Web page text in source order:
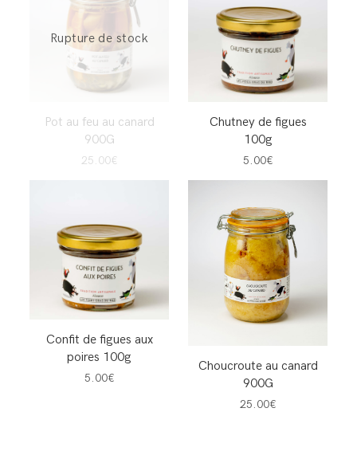
Pot au feu au canard
900G
25.00€
Rupture de stock
Chutney de figues
100g
5.00€
Confit de figues aux
poires 100g
5.00€
Choucroute au canard
900G
25.00€